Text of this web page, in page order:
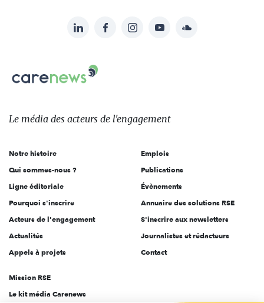
sur:
LinkedInFacebookInstagramYouTubeSoundcloud
Carenews,
Le
des
l'engagement
Le média des acteurs de l'engagement
Notre histoire
Qui sommes-nous ?
Ligne éditoriale
Pourquoi s'inscrire
Acteurs de l'engagement
Actualités
Appels à projets
Emplois
Publications
Évènements
Annuaire des solutions RSE
S'inscrire aux newsletters
Journalistes et rédacteurs
Contact
Mission RSE
Le kit média Carenews